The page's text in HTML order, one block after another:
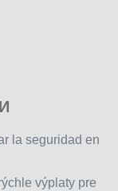
la seguridad en
výplaty pre